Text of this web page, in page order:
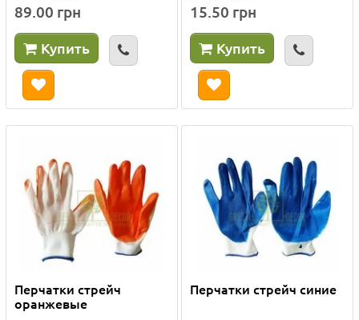
89.00 грн
Купить
15.50 грн
Купить
Перчатки стрейч
оранжевые
Перчатки стрейч синие